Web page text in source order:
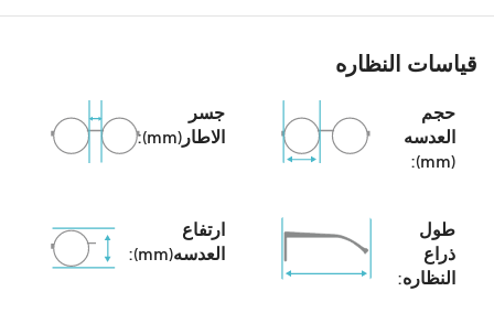
قياسات النظاره
حجم
العدسه
(mm):
جسر
الاطار(mm):
طول
ذراع
النظاره:
ارتفاع
العدسه(mm):